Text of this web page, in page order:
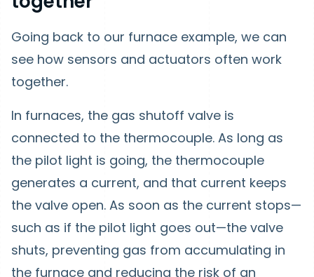
Going back to our furnace example, we can
see how sensors and actuators often work
together.
In furnaces, the gas shutoff valve is
connected to the thermocouple. As long as
the pilot light is going, the thermocouple
generates a current, and that current keeps
the valve open. As soon as the current stops—
such as if the pilot light goes out—the valve
shuts, preventing gas from accumulating in
the furnace and reducing the risk of an